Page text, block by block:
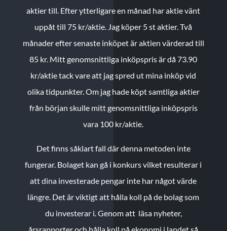
aktier till. Efter ytterligare en månad har aktie vänt
uppåt till 75 kr/aktie. Jag köper 5 st aktier.Två
månader efter senaste inköpet är aktien värderad till
85 kr. Mitt genomsnittliga inköpspris är då 73.90
kr/aktie tack vare att jag spred ut mina inköp vid
olika tidpunkter. Om jag hade köpt samtliga aktier
från början skulle mitt genomsnittliga inköpspris
vara 100 kr/aktie.
Det finns såklart fall där denna metoden inte
fungerar. Bolaget kan gå i konkurs vilket resulterar i
att dina investerade pengar inte har något värde
längre. Det är viktigt att hålla koll på de bolag som
du investerar i. Genom att läsa nyheter,